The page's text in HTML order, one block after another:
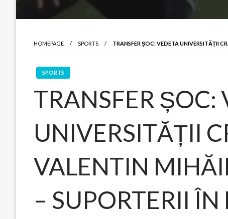
HOMEPAGE SPORTS TRANSFER ȘOC: VEDETA UNIVERSITĂȚII
SPORTS
TRANSFER ȘOC:
UNIVERSITĂȚII
VALENTIN
– SUPORTERII ÎN